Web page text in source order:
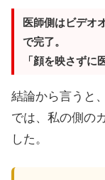
医師側はビデオ
で完了。
「顔を映さずに
結論から言うと
では、私の側の
した。